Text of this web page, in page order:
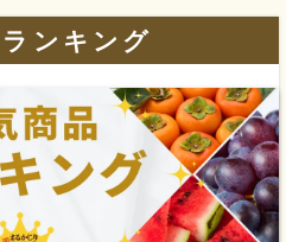
ランキング